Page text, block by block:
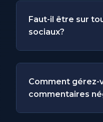
Faut-il être sur
sociaux?
Comment gérez-
commentaires